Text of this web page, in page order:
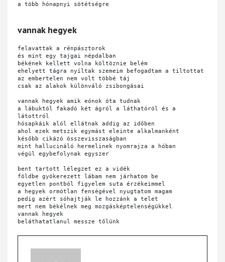
a több hónapnyi sötétségre
vannak hegyek
felavattak a rénpásztorok
és mint egy tajgai népdalban
békének kellett volna költöznie belém
ehelyett tágra nyíltak szemeim befogadtam a tiltottat
az embertelen nem volt többé táj
csak az alakok különváló zsibongásai
vannak hegyek amik eónok óta tudnak
a lábuktól fakadó két ágról a láthatóról és a
látottról
hósapkáik alól ellátnak addig az időben
ahol ezek metszik egymást eleinte alkalmanként
később cikázó összevisszaságban
mint hallucináló hermelinek nyomrajza a hóban
végül egybefolynak egyszer
bent tartott lélegzet ez a vidék
földbe gyökerezett lábam nem járhatom be
egyetlen pontból figyelem suta érzékeimmel
a hegyek ormótlan fenségével nyugtatom magam
pedig azért sóhajtják le hozzánk a telet
mert nem békélnek meg mozgásképtelenségükkel
vannak hegyek